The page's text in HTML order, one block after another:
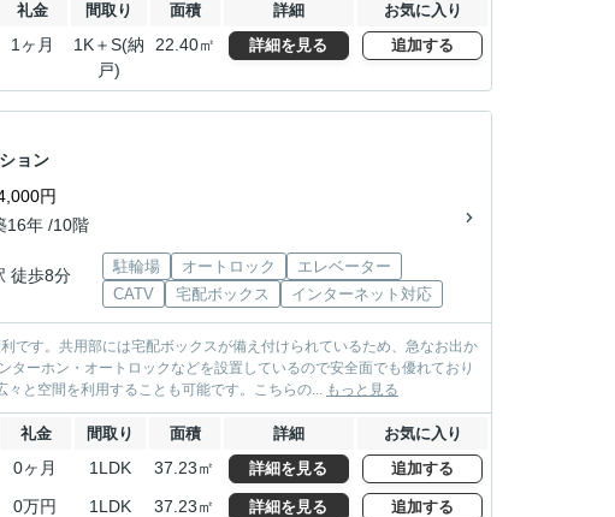
礼金 間取り 面積 詳細 お気に入り
1ヶ月
1K＋S(納
戸)
22.40㎡ 詳細を見る 追加する
ョン
円
16年 /10階
徒歩8分 駐輪場 オートロック
エレベーター
CATV
宅配ボックス インターネット対応
です。共用部には宅配ボックスが備え付けられているため、急なお出か
ーホン・オートロックなどを設置しているので安全面でも優れており
と空間を利用することも可能です。こちらの... もっと見る
礼金 間取り 面積 詳細 お気に入り
0ヶ月 1LDK 37.23㎡ 詳細を見る 追加する
0万円 1LDK 37.23㎡ 詳細を見る 追加する